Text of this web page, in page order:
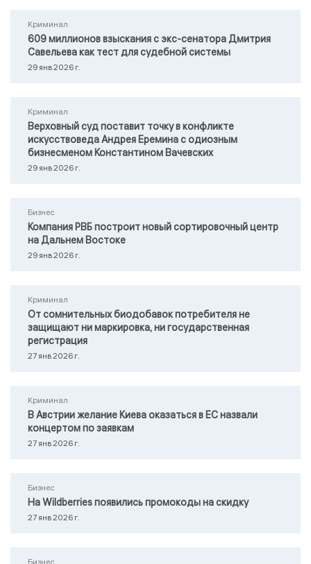
Криминал
609 миллионов взыскания с экс-сенатора Дмитрия
Савельева как тест для судебной системы
29 янв 2026 г.
Криминал
Верховный суд поставит точку в конфликте
искусствоведа Андрея Еремина с одиозным
бизнесменом Константином Вачевских
29 янв 2026 г.
Бизнес
Компания РВБ построит новый сортировочный центр
на Дальнем Востоке
29 янв 2026 г.
Криминал
От сомнительных биодобавок потребителя не
защищают ни маркировка, ни государственная
регистрация
27 янв 2026 г.
Криминал
В Австрии желание Киева оказаться в ЕС назвали
концертом по заявкам
27 янв 2026 г.
Бизнес
На Wildberries появились промокоды на скидку
27 янв 2026 г.